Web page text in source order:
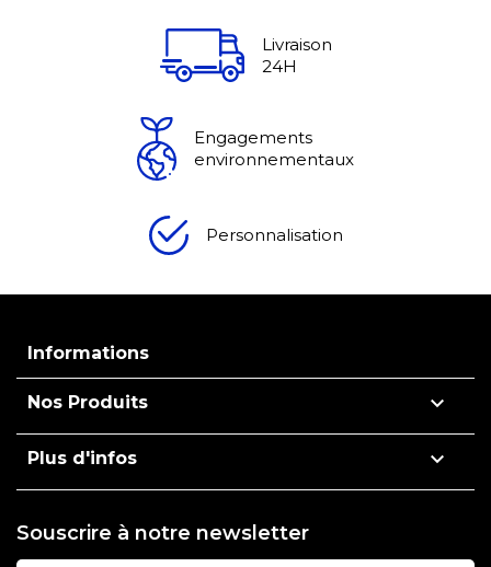
Livraison
24H
Engagements
environnementaux
Personnalisation
Informations
Nos Produits 
Plus d'infos 
Souscrire à notre newsletter